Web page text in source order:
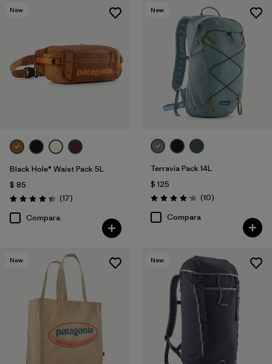
New
Black Hole® Waist Pack 5L
$ 85
Valoración: 4.4 / 5
(17Comentarios
)
Compara
New
Terravia Pack 14L
$ 125
Valoración: 4.2 / 5
(10Comentarios
)
Compara
New New